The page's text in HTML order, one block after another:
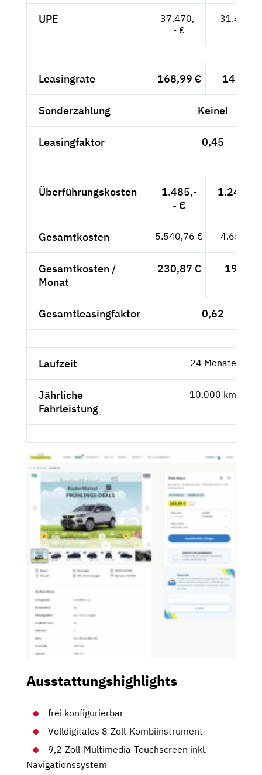
UPE
37.470,-
- €
Leasingrate 168,99 € 142,01
Sonderzahlung Keine!
Leasingfaktor 0,45
Überführungskosten
1.485,-
- €
Gesamtkosten 5.540,76 € 4.656,10
Gesamtkosten /
Monat
230,87 € 194,--
Gesamtleasingfaktor 0,62
Laufzeit 24 Monate
Jährliche
Fahrleistung
10.000 km
Ausstattungshighlights
frei konfigurierbar
Volldigitales 8-Zoll-Kombiinstrument
9,2-Zoll-Multimedia-Touchscreen inkl.
Navigationssystem